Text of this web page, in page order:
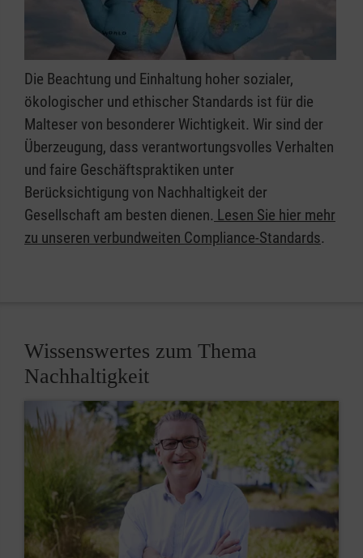
Die Beachtung und Einhaltung hoher sozialer,
ökologischer und ethischer Standards ist für die
Malteser von besonderer Wichtigkeit. Wir sind der
Überzeugung, dass verantwortungsvolles Verhalten
und faire Geschäftspraktiken unter
Berücksichtigung von Nachhaltigkeit der
Gesellschaft am besten dienen. Lesen Sie hier mehr
zu unseren verbundweiten Compliance-Standards.
Wissenswertes zum Thema
Nachhaltigkeit